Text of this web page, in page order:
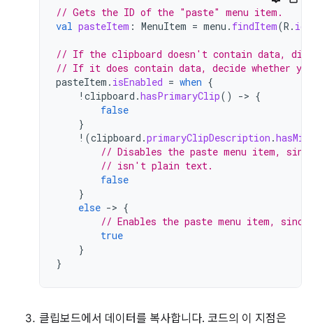
// Gets the ID of the "paste" menu item.
val pasteItem : MenuItem = menu . findItem(R . id
// If the clipboard doesn't contain data,
// If it does contain data, decide whether
pasteItem . isEnabled = when {
! clipboard .hasPrimaryClip() -> {
false
}
! (clipboard .primaryClipDescription .
// Disables the paste menu item,
// isn't plain text.
false
}
else -> {
// Enables the paste menu item,
true
}
}
클립보드에서 데이터를 복사합니다. 코드의 이 지점은